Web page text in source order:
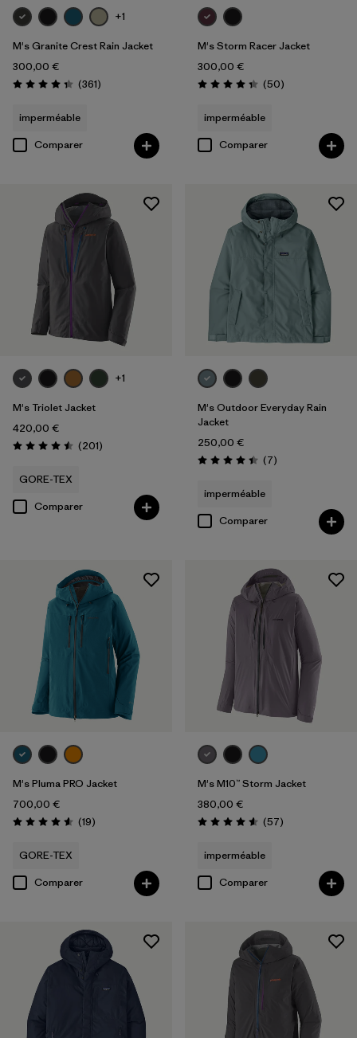
+1
M's Granite Crest Rain Jacket
300,00 €
Évaluation: 4.3 / 5
(361Avis
)
imperméable
Comparer
M's Storm Racer Jacket
300,00 €
Évaluation: 4.3 / 5
(50Avis
)
imperméable
Comparer
+1
M's Triolet Jacket
420,00 €
Évaluation: 4.5 / 5
(201Avis
)
GORE-TEX
Comparer
M's Outdoor Everyday Rain
Jacket
250,00 €
Évaluation: 4.4 / 5
(7Avis
)
imperméable
Comparer
M's Pluma PRO Jacket
700,00 €
Évaluation: 4.6 / 5
(19Avis
)
GORE-TEX
Comparer
M's M10™ Storm Jacket
380,00 €
Évaluation: 4.6 / 5
(57Avis
)
imperméable
Comparer